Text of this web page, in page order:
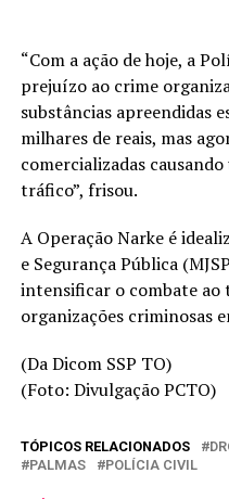
“Com a ação de hoje, a
prejuízo ao crime
substâncias apreendidas
milhares de reais, mas
comercializadas
tráfico”, frisou.
A Operação Narke é
e Segurança Pública
intensificar o combate ao
organizações criminosas
(Da Dicom SSP TO)
(Foto: Divulgação PCTO)
TÓPICOS RELACIONADOS
PALMAS
POLÍCIA CIVIL